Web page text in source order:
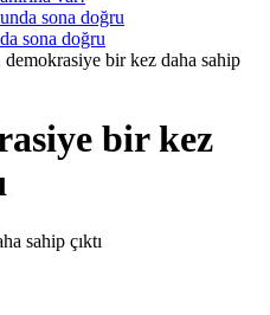
sona doğru
demokrasiye bir kez daha sahip
bir kez